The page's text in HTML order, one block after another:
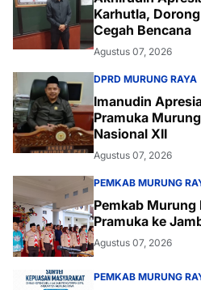
Karhutla,
Cegah Bencana
Agustus 07, 2026
DPRD MURUNG RAYA
Imanudin
Pramuka
Nasional XII
Agustus 07, 2026
PEMKAB MURUNG
Pemkab Murung
Pramuka ke
Agustus 07, 2026
PEMKAB MURUNG